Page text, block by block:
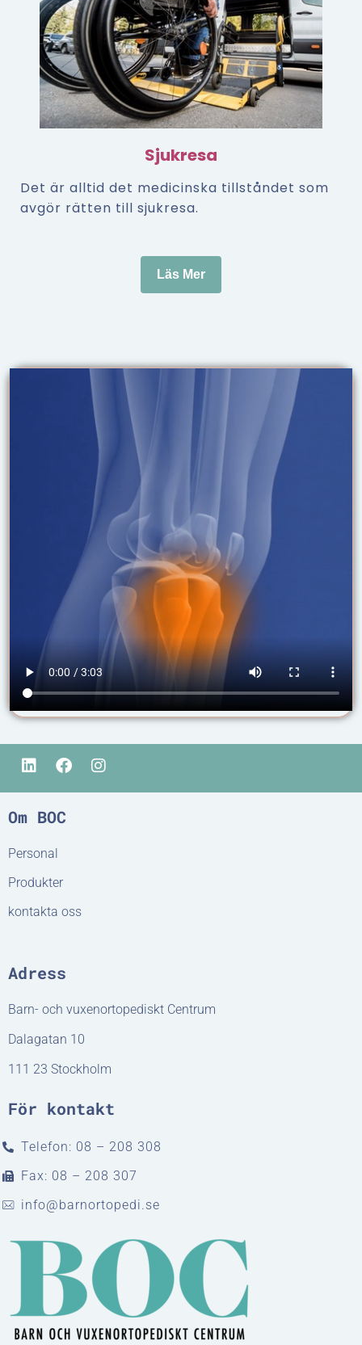
Sjukresa
Det är alltid det medicinska tillståndet som
avgör rätten till sjukresa.
Läs Mer
Om BOC
Personal
Produkter
kontakta oss
Adress
Barn- och vuxenortopediskt Centrum
Dalagatan 10
111 23 Stockholm
För kontakt
Telefon: 08 – 208 308
Fax: 08 – 208 307
info@barnortopedi.se